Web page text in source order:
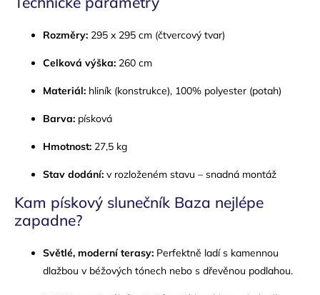
Rozměry: 295 x 295 cm (čtvercový tvar)
Celková výška: 260 cm
Materiál: hliník (konstrukce), 100% polyester (potah)
Barva: písková
Hmotnost: 27,5 kg
Stav dodání: v rozloženém stavu – snadná montáž
Kam pískový slunečník Baza nejlépe
zapadne?
Světlé, moderní terasy: Perfektně ladí s kamennou
dlažbou v béžových tónech nebo s dřevěnou podlahou.